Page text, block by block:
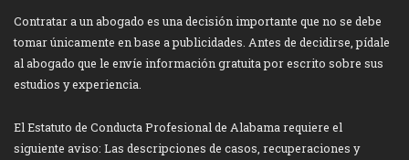
Contratar a un abogado es una decisión importante que no se debe
tomar únicamente en base a publicidades. Antes de decidirse, pídale
al abogado que le envíe información gratuita por escrito sobre sus
estudios y experiencia.
El Estatuto de Conducta Profesional de Alabama requiere el
siguiente aviso: Las descripciones de casos, recuperaciones y